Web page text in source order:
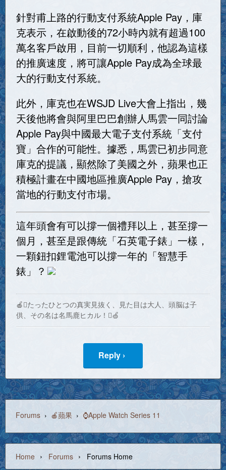
針對甫上路的行動支付系統Apple Pay，庫
克表示，在啟動後的72小時內就有超過100
萬名客戶啟用，目前一切順利，他認為這樣
的推廣速度，將可讓Apple Pay成為全球最
大的行動支付系統。
此外，庫克也在WSJD Live大會上指出，幾
天後他將會與阿里巴巴創辦人馬雲一同討論
Apple Pay與中國最大電子支付系統「支付
寶」合作的可能性。據悉，馬雲已初步同意
庫克的提議，顯然除了美國之外，蘋果也正
積極計畫在中國地區推廣Apple Pay，搶攻
當地的行動支付市場。
這年頭會有可以撐一個禮拜以上，甚至撐一
個月，甚至是跟傳統「石英電子錶」一樣，
一顆鈕扣鋰電池可以撐一年的「智慧手
錶」？
🍎たったひとつの真実見抜く、見た目は大人、頭脳は子
供、その名は名馬鹿ヒカル！🍏
Reply ›
Forums › 🍎蘋果 › ⌚Apple Watch Series 11
Home › Forums › Forums Home